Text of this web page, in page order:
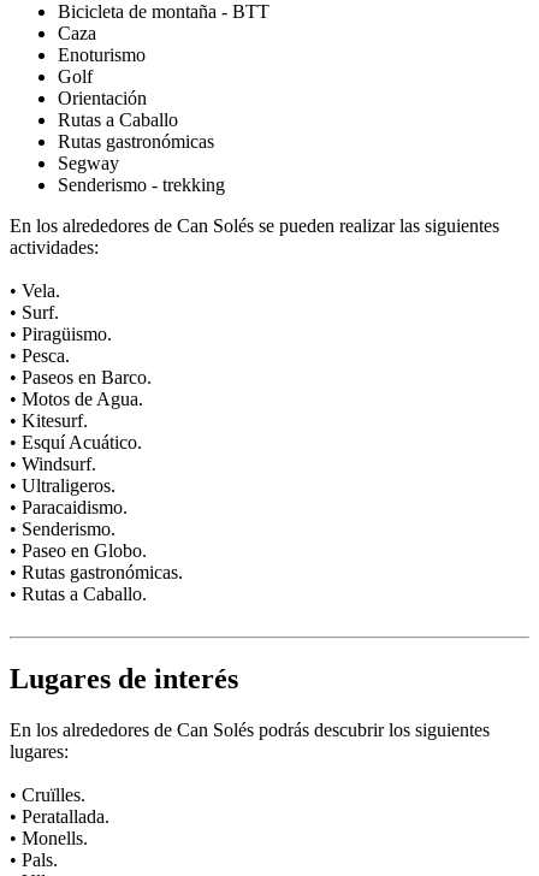
Bicicleta de montaña - BTT
Caza
Enoturismo
Golf
Orientación
Rutas a Caballo
Rutas gastronómicas
Segway
Senderismo - trekking
En los alrededores de Can Solés se pueden realizar las siguientes
actividades:
• Vela.
• Surf.
• Piragüismo.
• Pesca.
• Paseos en Barco.
• Motos de Agua.
• Kitesurf.
• Esquí Acuático.
• Windsurf.
• Ultraligeros.
• Paracaidismo.
• Senderismo.
• Paseo en Globo.
• Rutas gastronómicas.
• Rutas a Caballo.
Lugares de interés
En los alrededores de Can Solés podrás descubrir los siguientes
lugares:
• Cruïlles.
• Peratallada.
• Monells.
• Pals.